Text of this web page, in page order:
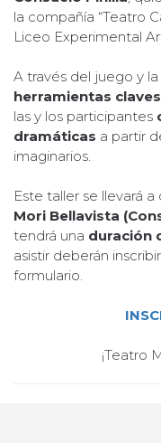
la compañía “Teatro
Liceo Experimental
A través del juego y
herramientas
las y los participantes
dramáticas a partir
imaginarios.
Este taller se llevará a
Mori Bellavista
tendrá una duración
asistir deberán
formulario.
¡Teatro